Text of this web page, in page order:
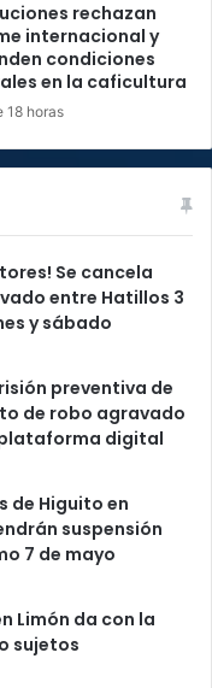
rechazan
internacional y
condiciones
en la caficultura
18 horas
Se cancela
entre Hatillos 3
y sábado
preventiva de
de robo agravado
digital
de Higuito en
suspensión
7 de mayo
Limón da con la
sujetos